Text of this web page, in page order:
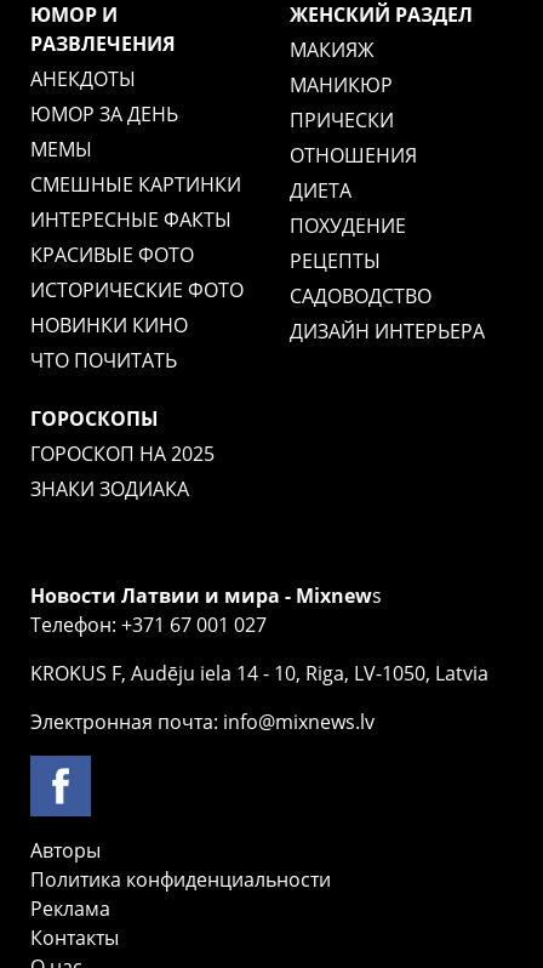
ЮМОР И
РАЗВЛЕЧЕНИЯ
АНЕКДОТЫ
ЮМОР ЗА ДЕНЬ
МЕМЫ
СМЕШНЫЕ КАРТИНКИ
ИНТЕРЕСНЫЕ ФАКТЫ
КРАСИВЫЕ ФОТО
ИСТОРИЧЕСКИЕ ФОТО
НОВИНКИ КИНО
ЧТО ПОЧИТАТЬ
ЖЕНСКИЙ РАЗДЕЛ
МАКИЯЖ
МАНИКЮР
ПРИЧЕСКИ
ОТНОШЕНИЯ
ДИЕТА
ПОХУДЕНИЕ
РЕЦЕПТЫ
САДОВОДСТВО
ДИЗАЙН ИНТЕРЬЕРА
ГОРОСКОПЫ
ГОРОСКОП НА 2025
ЗНАКИ ЗОДИАКА
Новости Латвии и мира - Mixnews
Телефон: +371 67 001 027
KROKUS F, Audēju iela 14 - 10, Riga, LV-1050, Latvia
Электронная почта: info@mixnews.lv
Авторы
Политика конфиденциальности
Реклама
Контакты